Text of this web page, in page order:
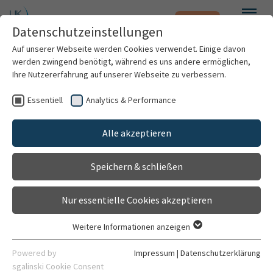
Zum Hauptinhalt springen Notfall
Patienten & Besucher
Kliniken & Institute
Forschung
Karriere
Implantatversorgung
Poliklinik für Zahnärztliche Prothetik
Allgemeine Informationen
Erklärung
Datenschutzeinstellungen
Auf unserer Webseite werden Cookies verwendet. Einige davon
werden zwingend benötigt, während es uns andere ermöglichen,
Ihre Nutzererfahrung auf unserer Webseite zu verbessern.
Essentiell Analytics & Performance
Alle akzeptieren
Speichern & schließen
Nur essentielle Cookies akzeptieren
Essentielle Cookies werden für grundlegende Funktionen der
Webseite benötigt. Dadurch ist gewährleistet, dass die
Weitere Informationen anzeigen
Powered by
sgalinski Cookie Consent
Impressum | Datenschutzerklärung